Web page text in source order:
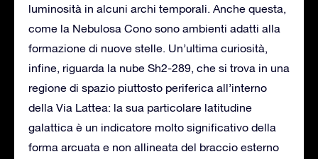
luminosità in alcuni archi temporali. Anche questa,
come la Nebulosa Cono sono ambienti adatti alla
formazione di nuove stelle. Un’ultima curiosità,
infine, riguarda la nube Sh2-289, che si trova in una
regione di spazio piuttosto periferica all’interno
della Via Lattea: la sua particolare latitudine
galattica è un indicatore molto significativo della
forma arcuata e non allineata del braccio esterno